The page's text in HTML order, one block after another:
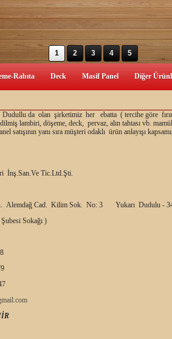
1 2 3 4 5
Rabıta Deck Masif Panel Diğer
Dudullu da olan şirketimiz her ebatta ( tercihe göre
lambiri, döşeme, deck, pervaz, alın tahtası vb.
satışının yanı sıra müşteri odaklı ürün anlayışı
İnş.San.Ve Tic.Ltd.Şti.
Alemdağ Cad. Kilim Sok. No: 3 Yukarı Dudulu -
Sokağı )